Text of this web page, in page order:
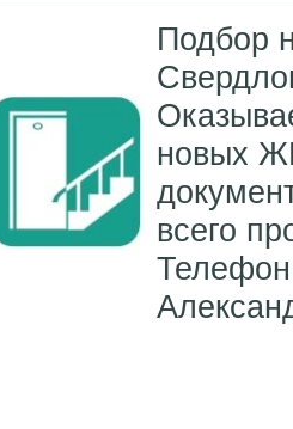
Подбор
новых
всего
Телефон